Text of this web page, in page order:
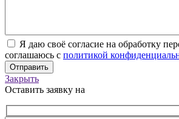
Я даю своё согласие на обработку
соглашаюсь с политикой
Закрыть
Оставить заявку на